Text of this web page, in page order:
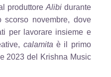
produttore Alibidurante
novembre, dove
per lavorare insieme e
calamita è il primo
2023 del Krishna Music